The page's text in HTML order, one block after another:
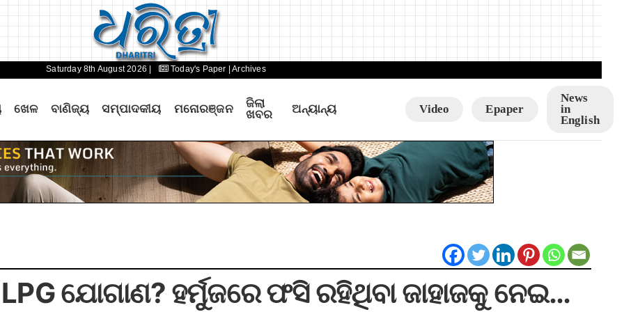
Saturday 8th August 2026 | Today's Paper | Archives
ଖେଳ ବାଣିଜ୍ୟ ସମ୍ପାଦକୀୟ ମନୋରଞ୍ଜନ
ଜିଲା
ଖବର
ଅନ୍ୟାନ୍ୟ Video Epaper
News
in
English
ଯୋଗାଣ? ହର୍ମୁଜରେ ଫସି ରହିଥିବା ଜାହାଜକୁ ନେଇ…